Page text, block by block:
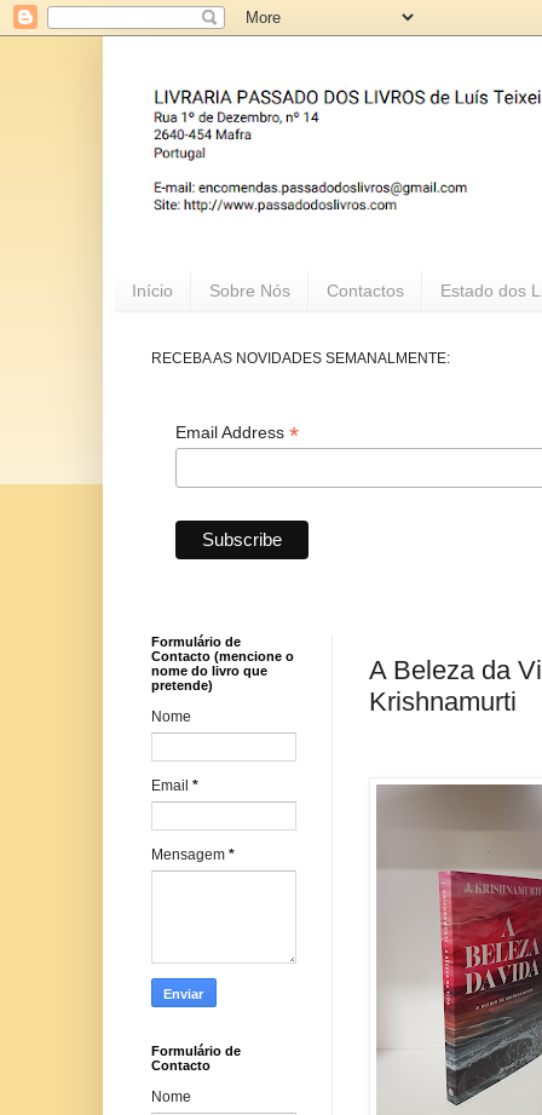
Início Sobre Nós Contactos Estado dos
RECEBA AS NOVIDADES SEMANALMENTE:
Email Address *
A Beleza da
Krishnamurti
Formulário de
Contacto (mencione o
nome do livro que
pretende)
Nome
Email *
Mensagem *
Formulário de
Contacto
Nome